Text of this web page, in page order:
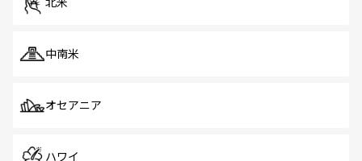
中南米
オセアニア
ハワイ